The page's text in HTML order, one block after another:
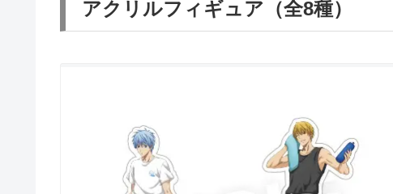
アクリルフィギュア（全8種）